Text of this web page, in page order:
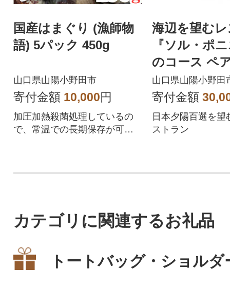
国産はまぐり (漁師物
語) 5パック 450g
山口県山陽小野田市
寄付金額 10,000円
加圧加熱殺菌処理しているの
で、常温での長期保存が可能
海辺を望む
『ソル・ポ
のコース ペ
券
山口県山陽小野田
寄付金額
日本夕陽百選を望
ストラン
カテゴリに関連するお礼品
トートバッグ・ショルダ